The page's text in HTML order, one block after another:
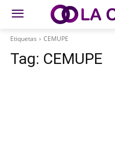
Etiquetas CEMUPE
Tag: CEMUPE